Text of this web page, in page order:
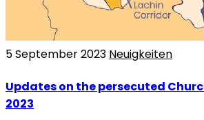
5 September 2023 Neuigkeiten
Updates on the persecuted
2023